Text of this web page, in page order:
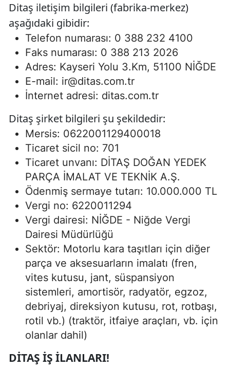
Ditaş iletişim bilgileri (fabrika-merkez)
aşağıdaki gibidir:
Telefon numarası: 0 388 232 4100
Faks numarası: 0 388 213 2026
Adres: Kayseri Yolu 3.Km, 51100 NİĞDE
E-mail: ir@ditas.com.tr
İnternet adresi: ditas.com.tr
Ditaş şirket bilgileri şu şekildedir:
Mersis: 0622001129400018
Ticaret sicil no: 701
Ticaret unvanı: DİTAŞ DOĞAN YEDEK
PARÇA İMALAT VE TEKNİK A.Ş.
Ödenmiş sermaye tutarı: 10.000.000 TL
Vergi no: 6220011294
Vergi dairesi: NİĞDE - Niğde Vergi
Dairesi Müdürlüğü
Sektör: Motorlu kara taşıtları için diğer
parça ve aksesuarların imalatı (fren,
vites kutusu, jant, süspansiyon
sistemleri, amortisör, radyatör, egzoz,
debriyaj, direksiyon kutusu, rot, rotbaşı,
rotil vb.) (traktör, itfaiye araçları, vb. için
olanlar dahil)
DITAŞ İŞ İLANLARI!